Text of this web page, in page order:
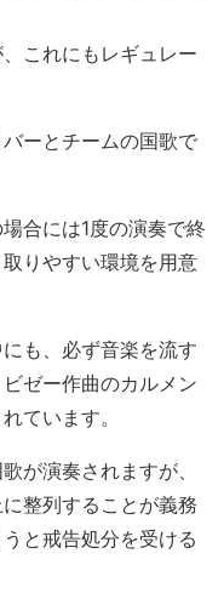
これにもレギュレー
ーとチームの国歌で
合には1度の演奏で終
りやすい環境を用意
も、必ず音楽を流す
ゼー作曲のカルメン
ています。
が演奏されますが、
整列することが義務
と戒告処分を受ける